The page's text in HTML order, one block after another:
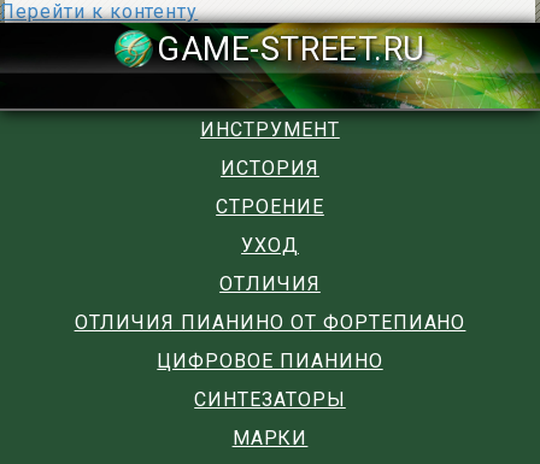
Перейти к контенту
GAME-
ИНСТРУМЕНТ
ИСТОРИЯ
СТРОЕНИЕ
УХОД
ОТЛИЧИЯ
ОТЛИЧИЯ ПИАНИНО ОТ ФОРТЕПИАНО
ЦИФРОВОЕ ПИАНИНО
СИНТЕЗАТОРЫ
МАРКИ